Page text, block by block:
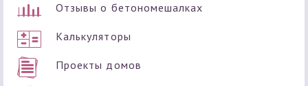
Отзывы о бетономешалках
Калькуляторы
Проекты домов